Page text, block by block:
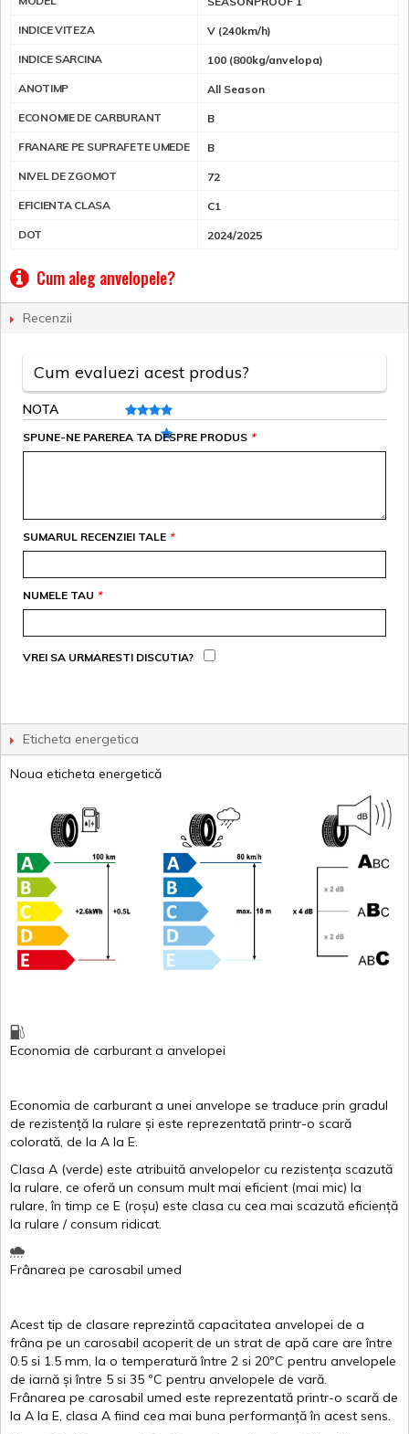
INDICE VITEZA V (240km/h)
INDICE SARCINA 100 (800kg/anvelopa)
ANOTIMP All Season
ECONOMIE DE CARBURANT B
FRANARE PE SUPRAFETE UMEDE B
NIVEL DE ZGOMOT 72
EFICIENTA CLASA C1
DOT 2024/2025
Cum aleg anvelopele?
Recenzii
Cum evaluezi acest produs?
NOTA
*
SPUNE-NE PAREREA TA DESPRE PRODUS
*
SUMARUL RECENZIEI TALE
*
NUMELE TAU
VREI SA URMARESTI DISCUTIA?
Eticheta energetica
Noua eticheta energetică
Economia de carburant a anvelopei
Economia de carburant a unei anvelope se traduce prin gradul
de rezistență la rulare și este reprezentată printr-o scară
colorată, de la A la E.
Clasa A (verde) este atribuită anvelopelor cu rezistența scazută
la rulare, ce oferă un consum mult mai eficient (mai mic) la
rulare,în timp ce E (roșu) este clasa cu cea mai scazută eficiență
la rulare /consum ridicat.
Frânarea pe carosabil umed
Acest tip de clasare reprezintă capacitatea anvelopei de a
frâna pe un carosabil acoperit de un strat de apă care areîntre
0.5 si 1.5 mm, la o temperatură între 2 si 20ºC pentru anvelopele
de iarnă și între 5 si 35 ºC pentru anvelopele de vară.
Frânarea pe carosabil umed este reprezentată printr-o scară de
la A la E, clasa A fiind cea mai buna performanță în acest sens.